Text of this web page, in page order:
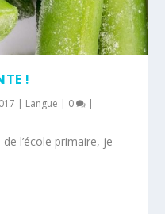
!
| Langue | 0 |
l’école primaire, je